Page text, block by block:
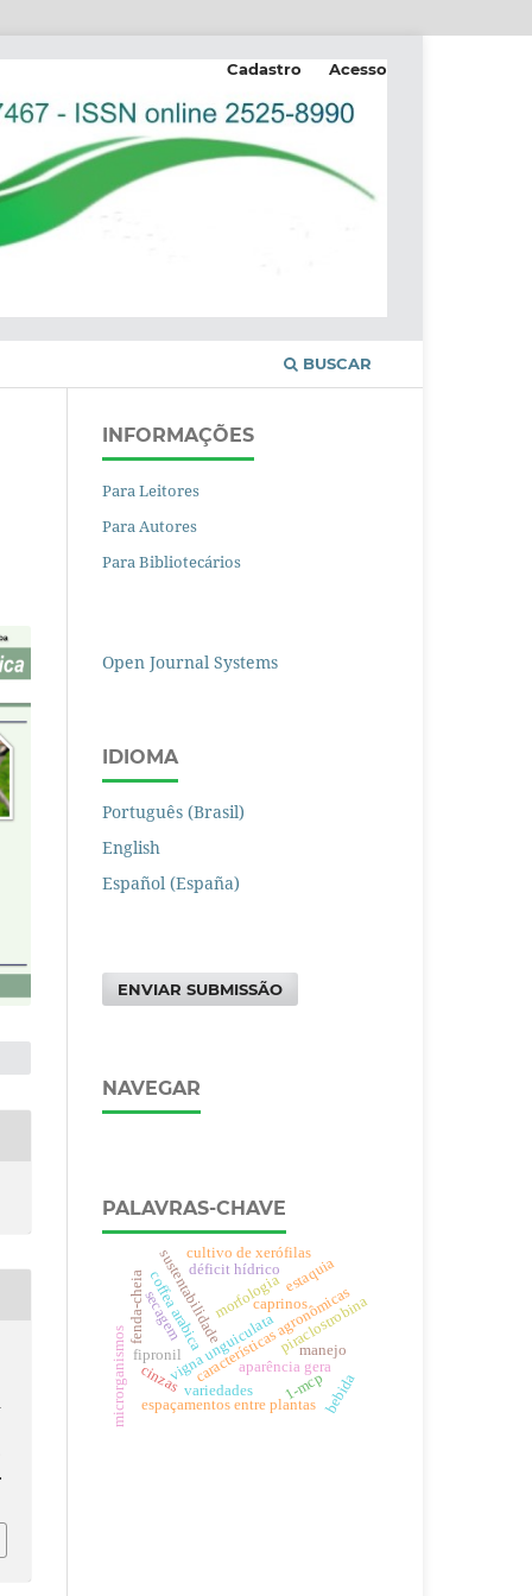
BUSCAR
Cadastro Acesso
INFORMAÇÕES
Para Leitores
Para Autores
Para Bibliotecários
Open Journal Systems
IDIOMA
Português (Brasil)
English
Español (España)
ENVIAR SUBMISSÃO
NAVEGAR
PALAVRAS-CHAVE
caprinos
características agronômicas
vigna unguiculata
sustentabilidade
coffea arabica
aparência gera
1-mcp
morfologia
déficit hídrico
variedades
fipronil piraclostrobina
espaçamentos entre plantas
microrganismos
fenda-cheia
cultivo de xerófilas
manejo
secagem
cinzas
estaquia
bebida